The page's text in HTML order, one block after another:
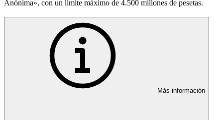
Anónima», con un límite máximo de 4.500 millones de pesetas.
Más información